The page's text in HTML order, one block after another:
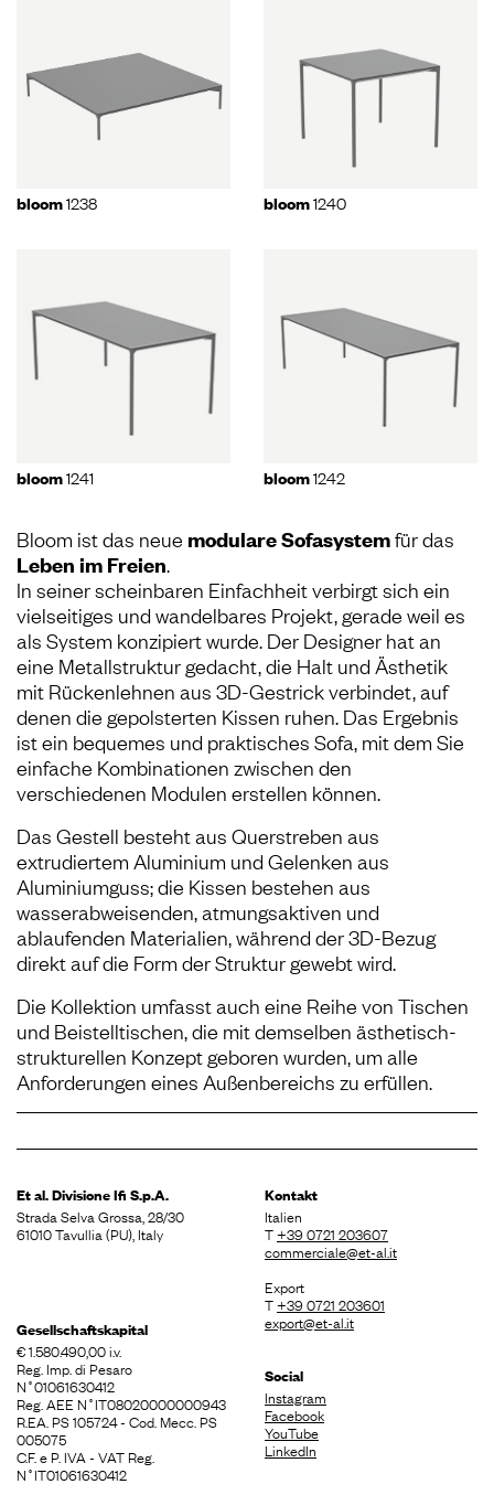
bloom1238 bloom1240
bloom1241 bloom1242
Bloom ist das neue modulare Sofasystemfür das
Leben im Freien.
In seiner scheinbaren Einfachheit verbirgt sich ein
vielseitiges und wandelbares Projekt, gerade weil es
als System konzipiert wurde. Der Designer hat an
eine Metallstruktur gedacht, die Halt und Ästhetik
mit Rückenlehnen aus 3D-Gestrick verbindet, auf
denen die gepolsterten Kissen ruhen. Das Ergebnis
ist ein bequemes und praktisches Sofa, mit dem Sie
einfache Kombinationen zwischen den
verschiedenen Modulen erstellen können.
Das Gestell besteht aus Querstreben aus
extrudiertem Aluminium und Gelenken aus
Aluminiumguss; die Kissen bestehen aus
wasserabweisenden, atmungsaktiven und
ablaufenden Materialien, während der 3D-Bezug
direkt auf die Form der Struktur gewebt wird.
Die Kollektion umfasst auch eine Reihe von Tischen
und Beistelltischen, die mit demselben ästhetisch-
strukturellen Konzept geboren wurden, um alle
Anforderungen eines Außenbereichs zu erfüllen.
Et al. DivisioneIfi S.p.A.
Strada Selva Grossa, 28/30
61010 Tavullia (PU), Italy
Gesellschaftskapital
€ 1.580.490,00 i.v.
Reg. Imp. di Pesaro
N˚01061630412
Reg. AEE N˚IT08020000000943
R.EA. PS 105724 - Cod. Mecc. PS
005075
C.F. e P. IVA - VAT Reg.
N˚IT01061630412
Kontakt
Italien
T+39 0721 203607
commerciale@et-al.it
Export
T+39 0721 203601
export@et-al.it
Social
Instagram
Facebook
YouTube
LinkedIn